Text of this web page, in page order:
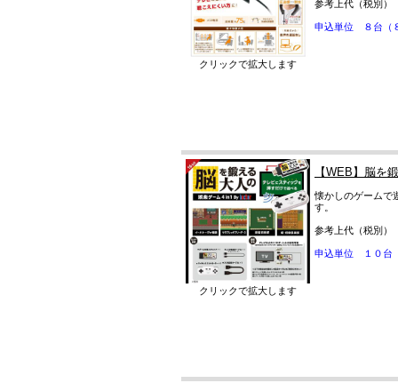
クリックで拡大します
参考上代（税別）
申込単位 ８台（
クリックで拡大します
【WEB】脳を
懐かしのゲームで
す。
参考上代（税別）
申込単位 １０台